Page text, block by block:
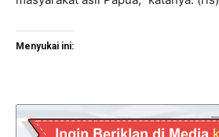
Menyukai ini: